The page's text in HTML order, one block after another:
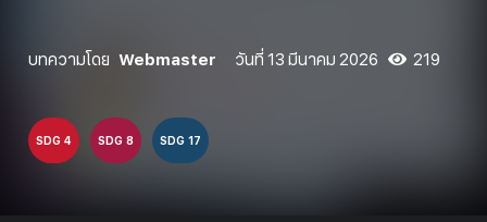
บทความโดย Webmaster วันที่ 13 มีนาคม 2026 219
SDG 4 SDG 8 SDG 17